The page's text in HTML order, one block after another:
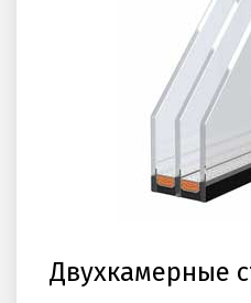
Двухкамерные